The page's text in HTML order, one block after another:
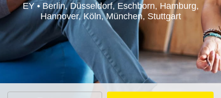
EY Careers Spotlight
der Karriere-Podcast
EY Joblight
EY • Berlin, Düsseldorf, Eschborn, Hamburg,
Hannover, Köln, München, Stuttgart